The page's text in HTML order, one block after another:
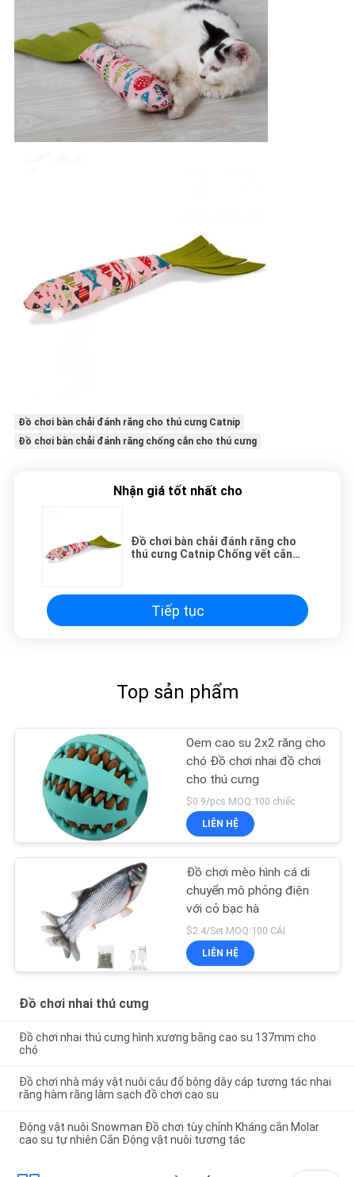
Đồ chơi bàn chải đánh răng cho thú cưng Catnip
Đồ chơi bàn chải đánh răng chống cắn cho thú cưng
Nhận giá tốt nhất cho
Đồ chơi bàn chải đánh răng cho
thú cưng Catnip Chống vết cắn
Tiếp tục
Top sản phẩm
Oem cao su 2x2 răng cho
chó Đồ chơi nhai đồ chơi
cho thú cưng
$0.9/pcs MOQ:100 chiếc
LIÊN HỆ
Đồ chơi mèo hình cá di
chuyển mô phỏng điện
với cỏ bạc hà
$2.4/Set MOQ:100 CÁI
LIÊN HỆ
Đồ chơi nhai thú cưng
Đồ chơi nhai thú cưng hình xương bằng cao su 137mm cho
chó
Đồ chơi nhà máy vật nuôi câu đố bông dây cáp tương tác nhai
răng hàm răng làm sạch đồ chơi cao su
Động vật nuôi Snowman Đồ chơi tùy chỉnh Kháng cắn Molar
cao su tự nhiên Cắn Động vật nuôi tương tác